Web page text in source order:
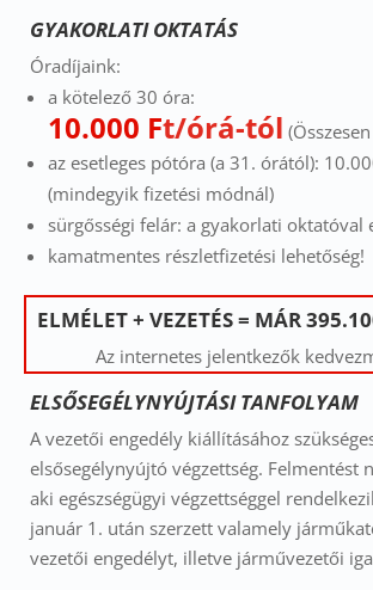
GYAKORLATI OKTATÁS
Óradíjaink:
a kötelező 30 óra:
10.000 Ft/órá-tól
az esetleges pótóra (a 31. órától):
(mindegyik fizetési módnál)
sürgősségi felár: a gyakorlati oktatóval
kamatmentes részletfizetési lehetőség!
ELMÉLET + VEZETÉS= MÁR
Az internetes jelentkezők
ELSŐSEGÉLYNYÚJTÁSI TANFOLYAM
A vezetői engedély kiállításához
elsősegélynyújtó végzettség. Felmentést
aki egészségügyi végzettséggel
január 1. után szerzett valamely
vezetői engedélyt, illetve járművezetői